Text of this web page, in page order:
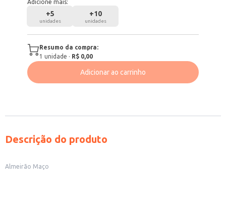
Adicione mais:
+5
unidades
+10
unidades
Resumo da compra:
1 unidade · R$ 0,00
Adicionar ao carrinho
Descrição do produto
Almeirão Maço